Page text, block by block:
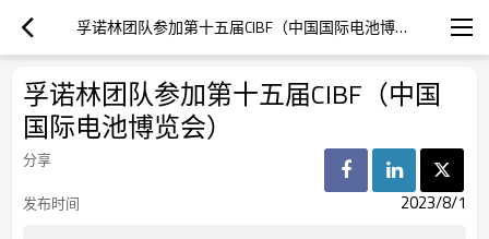
孚诺林团队参加第十五届CIBF（中国国际电池博览会）
孚诺林团队参加第十五届CIBF（中国
国际电池博览会）
分享
发布时间
2023/8/1